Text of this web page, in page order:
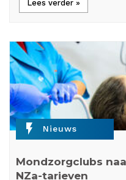
Lees verder »
flash_on Nieuws
Mondzorgclubs
NZa-tarieven